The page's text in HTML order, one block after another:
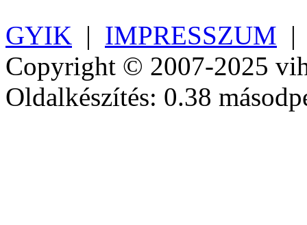
GYIK | IMPRESSZUM
Copyright © 2007-2025
Oldalkészítés: 0.38